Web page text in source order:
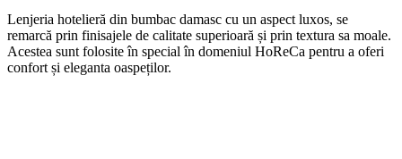
Lenjeria hotelieră din bumbac damasc cu un aspect luxos, se
remarcă prin finisajele de calitate superioară și prin textura sa moale.
Acestea sunt folosite în special în domeniul HoReCa pentru a oferi
confort și eleganta oaspeților.